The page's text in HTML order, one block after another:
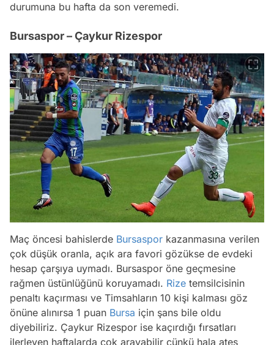
durumuna bu hafta da son veremedi.
Bursaspor – Çaykur Rizespor
Maç öncesi bahislerde Bursaspor kazanmasına verilen
çok düşük oranla, açık ara favori gözükse de evdeki
hesap çarşıya uymadı. Bursaspor öne geçmesine
rağmen üstünlüğünü koruyamadı. Rize temsilcisinin
penaltı kaçırması ve Timsahların 10 kişi kalması göz
önüne alınırsa 1 puan Bursa için şans bile oldu
diyebiliriz. Çaykur Rizespor ise kaçırdığı fırsatları
ilerleyen haftalarda çok arayabilir çünkü hala ateş